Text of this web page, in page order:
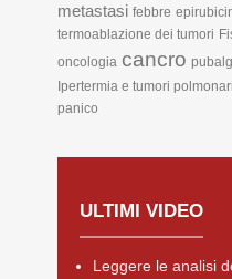
metastasi febbre
termoablazione dei tumori
oncologia cancro
Ipertermia e tumori polmonari
panico
ULTIMI VIDEO
Leggere le analisi